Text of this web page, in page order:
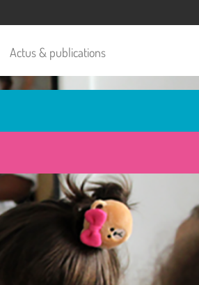
Actus & publications